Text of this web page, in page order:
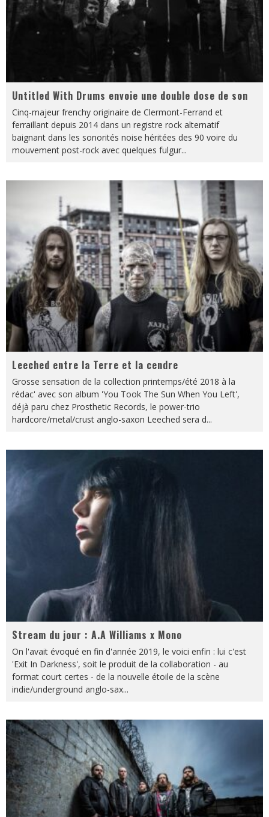
Untitled With Drums envoie une double dose de son
Cinq-majeur frenchy originaire de Clermont-Ferrand et
ferraillant depuis 2014 dans un registre rock alternatif
baignant dans les sonorités noise héritées des 90 voire du
mouvement post-rock avec quelques fulgur...
Leeched entre la Terre et la cendre
Grosse sensation de la collection printemps/été 2018 à la
rédac' avec son album 'You Took The Sun When You Left',
déjà paru chez Prosthetic Records, le power-trio
hardcore/metal/crust anglo-saxon Leeched sera d...
Stream du jour : A.A Williams x Mono
On l'avait évoqué en fin d'année 2019, le voici enfin : lui c'est
'Exit In Darkness', soit le produit de la collaboration - au
format court certes - de la nouvelle étoile de la scène
indie/underground anglo-sax...